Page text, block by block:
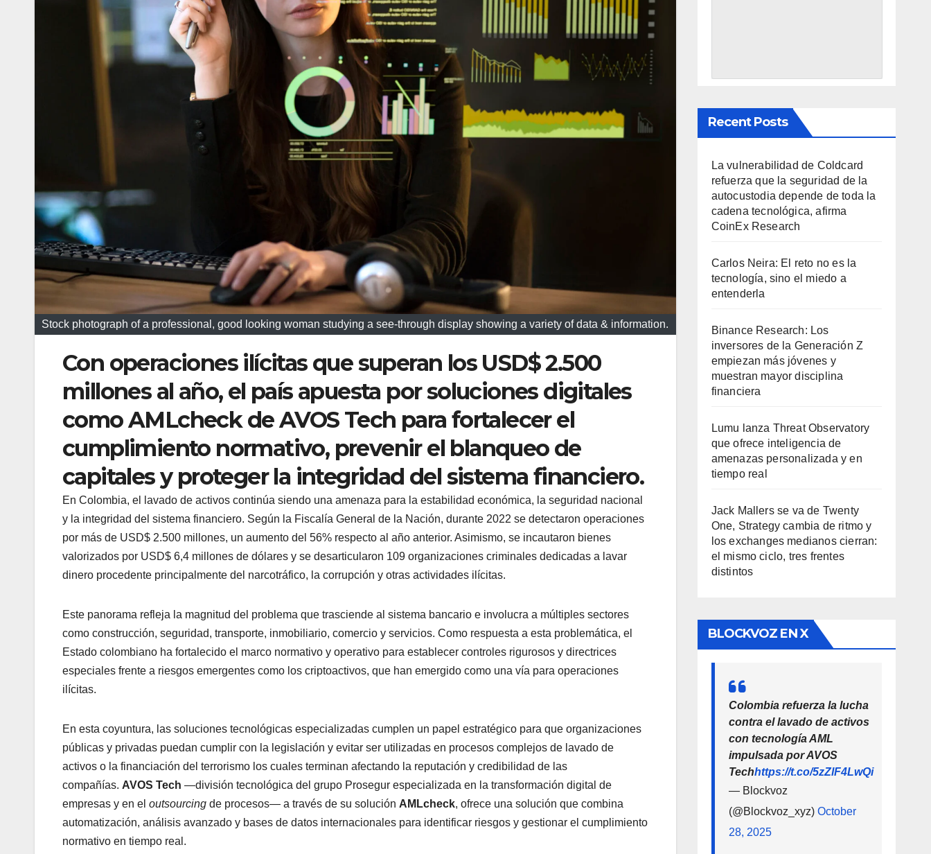
Stock photograph of a professional, good looking woman studying a see-through display showing a variety of data & information.
Con operaciones ilícitas que superan los USD$ 2.500
millones al año, el país apuesta por soluciones digitales
como AMLcheck de AVOS Tech para fortalecer el
cumplimiento normativo, prevenir el blanqueo de
capitales y proteger la integridad del sistema financiero.
En Colombia, el lavado de activos continúa siendo una amenaza para la estabilidad económica, la seguridad nacional
y la integridad del sistema financiero. Según la Fiscalía General de la Nación, durante 2022 se detectaron operaciones
por más de USD$ 2.500 millones, un aumento del 56% respecto al año anterior. Asimismo, se incautaron bienes
valorizados por USD$ 6,4 millones de dólares y se desarticularon 109 organizaciones criminales dedicadas a lavar
dinero procedente principalmente del narcotráfico, la corrupción y otras actividades ilícitas.
Este panorama refleja la magnitud del problema que trasciende al sistema bancario e involucra a múltiples sectores
como construcción, seguridad, transporte, inmobiliario, comercio y servicios. Como respuesta a esta problemática, el
Estado colombiano ha fortalecido el marco normativo y operativo para establecer controles rigurosos y directrices
especiales frente a riesgos emergentes como los criptoactivos, que han emergido como una vía para operaciones
ilícitas.
En esta coyuntura, las soluciones tecnológicas especializadas cumplen un papel estratégico para que organizaciones
públicas y privadas puedan cumplir con la legislación y evitar ser utilizadas en procesos complejos de lavado de
activos o la financiación del terrorismo los cuales terminan afectando la reputación y credibilidad de las
compañías. AVOS Tech —división tecnológica del grupo Prosegur especializada en la transformación digital de
empresas y en el outsourcing de procesos— a través de su solución AMLcheck, ofrece una solución que combina
automatización, análisis avanzado y bases de datos internacionales para identificar riesgos y gestionar el cumplimiento
normativo en tiempo real.
Recent Posts
La vulnerabilidad de Coldcard
refuerza que la seguridad de la
autocustodia depende de toda la
cadena tecnológica, afirma
CoinEx Research
Carlos Neira: El reto no es la
tecnología, sino el miedo a
entenderla
Binance Research: Los
inversores de la Generación Z
empiezan más jóvenes y
muestran mayor disciplina
financiera
Lumu lanza Threat Observatory
que ofrece inteligencia de
amenazas personalizada y en
tiempo real
Jack Mallers se va de Twenty
One, Strategy cambia de ritmo y
los exchanges medianos cierran:
el mismo ciclo, tres frentes
distintos
BLOCKVOZ EN X
Colombia refuerza la lucha
contra el lavado de activos
con tecnología AML
impulsada por AVOS
Techhttps://t.co/5zZlF4LwQi
— Blockvoz
(@Blockvoz_xyz) October
28, 2025